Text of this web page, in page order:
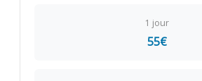
1 jour
55€